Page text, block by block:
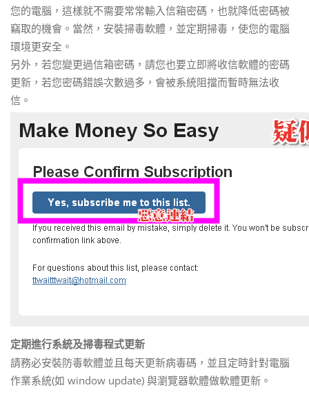
您的電腦，這樣就不需要常常輸入信箱密碼，也就降低密碼被
竊取的機會。當然，安裝掃毒軟體，並定期掃毒，使您的電腦
環境更安全。
另外，若您變更過信箱密碼，請您也要立即將收信軟體的密碼
更新，若您密碼錯誤次數過多，會被系統阻擋而暫時無法收
信。
定期進行系統及掃毒程式更新
請務必安裝防毒軟體並且每天更新病毒碼，並且定時針對電腦
作業系統(如 window update) 與瀏覽器軟體做軟體更新。